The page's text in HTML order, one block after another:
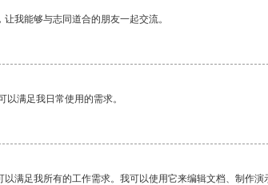
我能够与志同道合的朋友一起交流。
以满足我日常使用的需求。
满足我所有的工作需求。我可以使用它来编辑文档、制作演